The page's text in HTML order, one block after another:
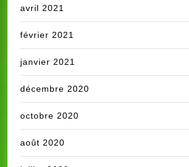
avril 2021
février 2021
janvier 2021
décembre 2020
octobre 2020
août 2020